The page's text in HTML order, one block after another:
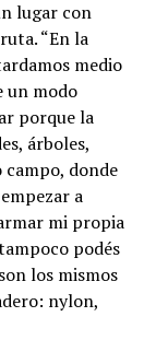
lugar con
“En la
medio
un modo
porque la
árboles,
donde
a
mi propia
podés
los mismos
nylon,